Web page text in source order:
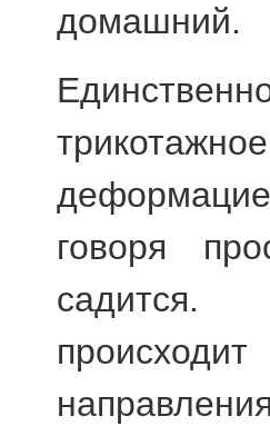
домашний.
говоря